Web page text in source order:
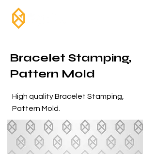
Bracelet Stamping,
Pattern Mold
High quality Bracelet Stamping,
Pattern Mold.